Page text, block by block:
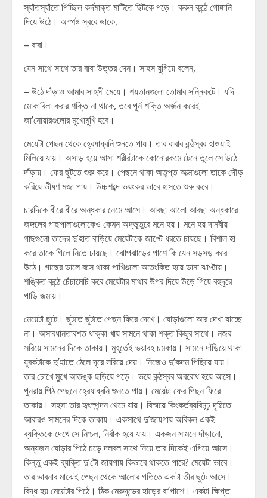
স্যাঁতস্যাঁতে পিচ্ছিল কর্দমাক্ত মাটিতে ছিটকে পড়ে। করুন কন্ঠে গোঙ্গানি
দিয়ে উঠে। অস্পষ্ট স্বরে ডাকে,
– বাবা।
যেন সাথে সাথে তার বাবা উত্তর দেন। সাহস যুগিয়ে বলেন,
– উঠে দাঁড়াও আমার সাহসী মেয়ে। শয়তানগুলো তোমার সন্নিকটে। যদি
মোকাবিলা করার শক্তি না থাকে, তবে পূর্ন শক্তি অর্জন করেই
জা’নোয়ারগুলোর মুখোমুখি হবে।
মেয়েটা পেছন থেকে হ্রেষাধ্বনি শুনতে পায়। তার বাবার কন্ঠস্বর হাওয়াই
মিলিয়ে যায়। অসাড় হয়ে আসা শরীরটাকে কোনোরকমে টেনে তুলে সে উঠে
দাঁড়ায়। ফের ছুটতে শুরু করে। পেছনে থাকা অতৃপ্ত আত্মাগুলো তাকে দৌড়
করিয়ে ভীষণ মজা পায়। উচ্চশব্দে ভয়ংকর ভাবে হাসতে শুরু করে।
চারদিকে ধীরে ধীরে অন্ধকার নেমে আসে। আবছা আলো আবছা অন্ধকারে
জঙ্গলের গাছপালাগুলোকেও কেমন অদ্ভূতুরে মনে হয়। মনে হয় দানবীয়
গাছগুলো তাদের দু’হাত বাড়িয়ে মেয়েটাকে জাপ্টে ধরতে চায়ছে। বিশাল হা
করে তাকে গিলে নিতে চায়ছে। ঝোপঝাড়ের পাশে কি যেন সড়সড় করে
উঠে। গাছের ডালে বসে থাকা পাখিগুলো আতংকিত হয়ে ডানা ঝাপ্টায়।
শঙ্কিত কন্ঠে চেঁচামেচি করে মেয়েটার মাথার উপর দিয়ে উড়ে গিয়ে বহুদূরে
পাড়ি জমায়।
মেয়েটা ছুটে। ছুটতে ছুটতে পেছন ফিরে দেখে। ঘোড়াগুলো আর দেখা যাচ্ছে
না। অসাবধানতাবশত ধাক্কা খায় সামনে থাকা শক্ত কিছুর সাথে। নজর
সরিয়ে সামনের দিকে তাকায়। মুহূর্তেই ভয়াবহ চমকায়। সামনে দাঁড়িয়ে থাকা
যুবকটাকে দু’হাতে ঠেলে দূরে সরিয়ে দেয়। নিজেও দু’কদম পিছিয়ে যায়।
তার চোখে মুখে আতঙ্ক ছড়িয়ে পড়ে। ভয়ে কন্ঠস্বর অবরোধ হয়ে আসে।
পুনরায় পিঠ পেছনে হ্রেষাধ্বনি শুনতে পায়। মেয়েটা ফের পিছন ফিরে
তাকায়। সহসা তার হৃৎস্পন্দন থেমে যায়। বিস্ময়ে কিংকর্তব্যবিমূঢ় দৃষ্টিতে
আবারও সামনের দিকে তাকায়। একসাথে দু’জায়গায় অবিকল একই
ব্যক্তিকে দেখে সে নিশ্চল, নির্বাক হয়ে যায়। একজন সামনে দাঁড়ানো,
অন্যজন ঘোড়ার পিঠে চড়ে দলবল সাথে নিয়ে তার দিকেই এগিয়ে আসে।
কিন্তু একই ব্যক্তি দু’টো জায়গায় কিভাবে থাকতে পারে? মেয়েটা ভাবে।
তার ভাবনার মাঝেই পেছন থেকে আলোর গতিতে একটা তীর ছুটে আসে।
বিদ্ধ হয় মেয়েটার পিঠে। ঠিক মেরুদন্ডের হাড়ের বা’পাশে। একটা ক্ষিপ্ত